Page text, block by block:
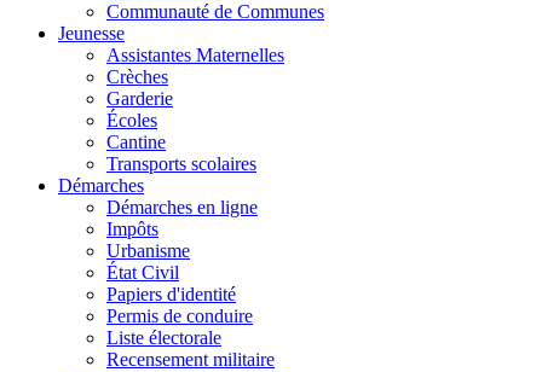
Communauté de Communes
Jeunesse
Assistantes Maternelles
Crèches
Garderie
Écoles
Cantine
Transports scolaires
Démarches
Démarches en ligne
Impôts
Urbanisme
État Civil
Papiers d'identité
Permis de conduire
Liste électorale
Recensement militaire